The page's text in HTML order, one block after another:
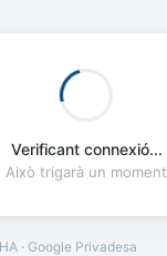
Verificant connexió...
Això trigarà un moment
· Google Privadesa